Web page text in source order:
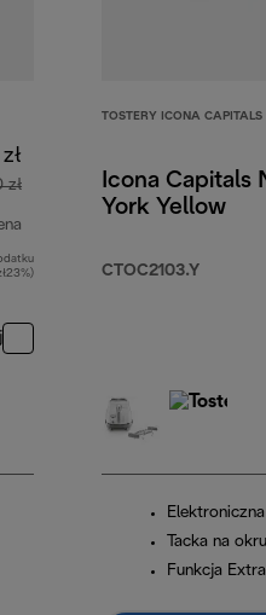
zł
cena oryginalna 1449,00 zł
TOSTERY ICONA CAPITALS
Icona Capitals
York Yellow
CTOC2103.Y
Tacka na
Funkcja